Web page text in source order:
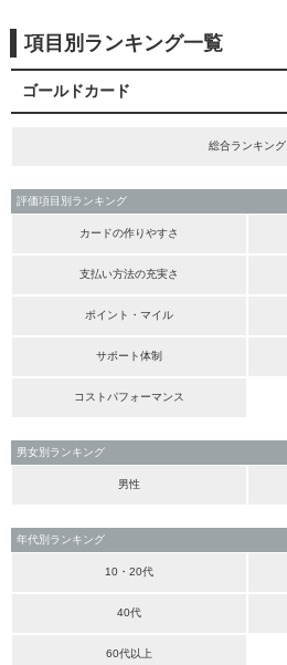
項目別ランキング一覧
ゴールドカード
総合ランキング
評価項目別ランキング
カードの作りやすさ
支払い方法の充実さ
ポイント・マイル
サポート体制
コストパフォーマンス
男女別ランキング
男性
年代別ランキング
10・20代
40代
60代以上